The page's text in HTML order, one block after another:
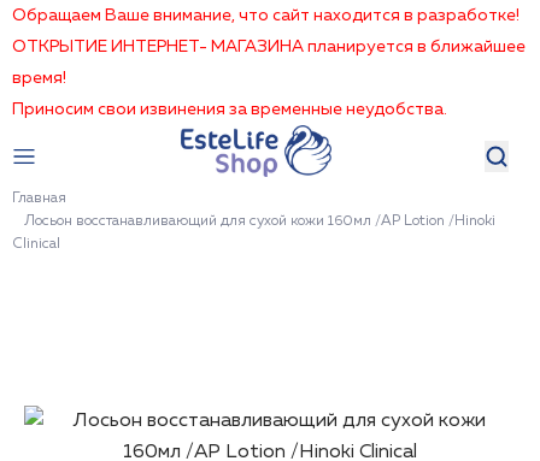
Обращаем Ваше внимание, что сайт находится в разработке!
ОТКРЫТИЕ ИНТЕРНЕТ- МАГАЗИНА планируется в ближайшее
время!
Приносим свои извинения за временные неудобства.
Главная
Лосьон восстанавливающий для сухой кожи 160мл /AP Lotion /Hinoki
Clinical